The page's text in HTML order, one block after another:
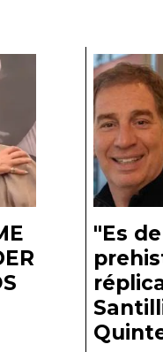
"Es